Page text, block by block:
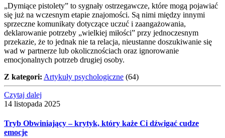
„Dymiące pistolety” to sygnały ostrzegawcze, które mogą pojawiać
się już na wczesnym etapie znajomości. Są nimi między innymi
sprzeczne komunikaty dotyczące uczuć i zaangażowania,
deklarowanie potrzeby „wielkiej miłości” przy jednoczesnym
przekazie, że to jednak nie ta relacja, nieustanne doszukiwanie się
wad w partnerze lub okolicznościach oraz ignorowanie
emocjonalnych potrzeb drugiej osoby.
Z kategori: Artykuły psychologiczne (64)
Czytaj dalej
14 listopada 2025
Tryb Obwiniający – krytyk, który każe Ci dźwigać cudze
emocje